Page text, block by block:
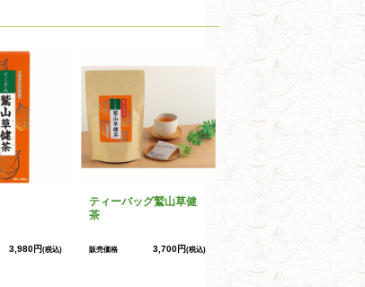
3,980円(税込)
ティーバッグ鷲山草健
茶
販売価格 3,700円(税込)